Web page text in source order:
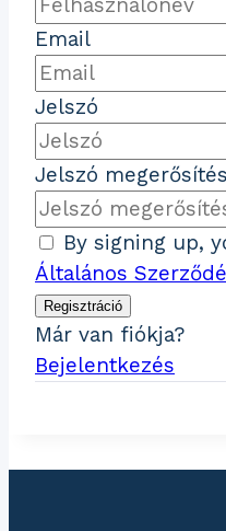
Email
Jelszó
Jelszó
By signing up,
Általános
Regisztráció
Már van fiókja?
Bejelentkezés